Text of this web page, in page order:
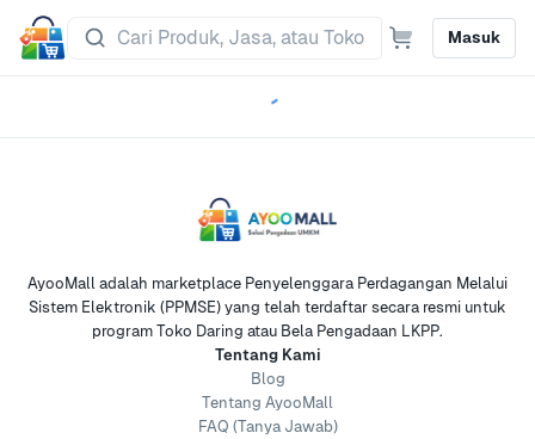
Masuk
AyooMall adalah marketplace Penyelenggara Perdagangan Melalui
Sistem Elektronik (PPMSE) yang telah terdaftar secara resmi untuk
program Toko Daring atau Bela Pengadaan LKPP.
Tentang Kami
Blog
Tentang AyooMall
FAQ (Tanya Jawab)